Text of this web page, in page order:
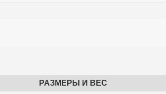
РАЗМЕРЫ И ВЕС